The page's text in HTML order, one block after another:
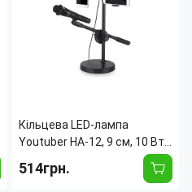
Кільцева LED-лампа
Youtuber HA-12, 9 см, 10 Вт,
від USB, з підставкою для
мікрофона та телефона
514грн.